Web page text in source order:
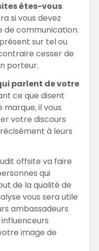
êtes-vous
si vous devez
communication.
sur tel ou
cesser de
porteur.
parlent de votre
ce que disent
il vous
votre discours
à leurs
offsite va faire
qui
de la qualité de
vous sera utile
ambassadeurs
image de